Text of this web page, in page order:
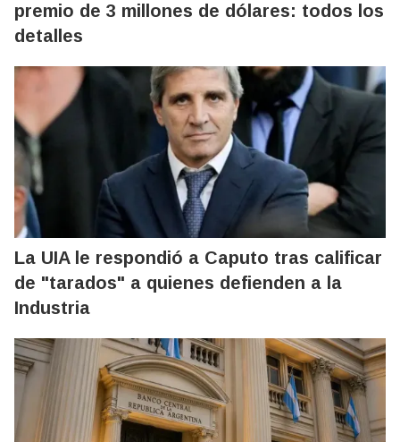
premio de 3 millones de dólares: todos los
detalles
La UIA le respondió a Caputo tras calificar
de "tarados" a quienes defienden a la
Industria